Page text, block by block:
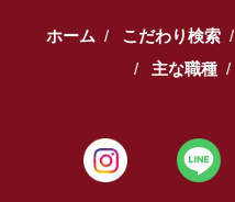
ホーム こだわり検索
主な職種